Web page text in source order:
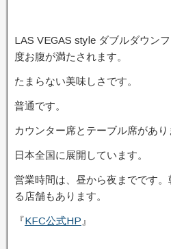
LAS VEGAS style ダブルダウン
度お腹が満たされます。
たまらない美味しさです。
普通です。
カウンター席とテーブル席があり
日本全国に展開しています。
営業時間は、昼から夜までです
る店舗もあります。
『KFC公式HP 』